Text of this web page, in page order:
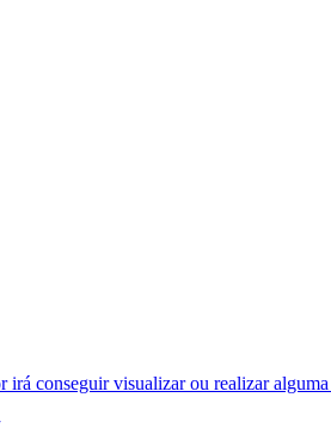
conseguir visualizar ou realizar